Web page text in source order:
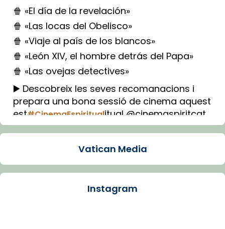
🍿 «El día de la revelación»
🍿 «Las locas del Obelisco»
🍿 «Viaje al país de los blancos»
🍿 «León XIV, el hombre detrás del Papa»
🍿 «Las ovejas detectives»
▶️ Descobreix les seves recomanacions i
prepara una bona sessió de cinema aquest
est#CinemaEspiritualitual @cinemaspiritcat
Imatge: Generada amb IA (OpenAI)
Arquebisbat de Barcelona
Vatican Media
Instagram